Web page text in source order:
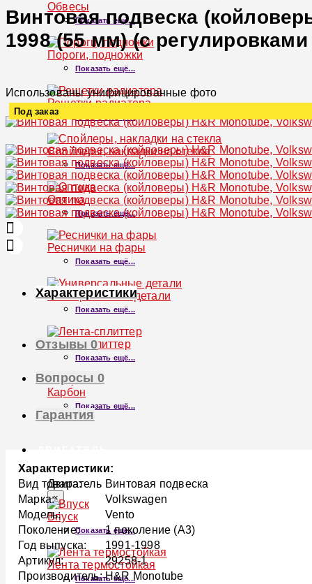
Обвесы
Показать ещё...
Пороги, подножки
Показать ещё...
Решетки радиатора
Спойлеры, накладки на стекла
Показать ещё...
Оптика
Показать ещё...
Реснички на фары
Показать ещё...
Универсальные детали
Показать ещё...
Лента-сплиттер
Показать ещё...
Карбон
Показать ещё...
Двигатель
×
Впуск
Показать ещё...
Лента термостойкая
Показать ещё...
Винтовая подвеска
1998 (55 мм) (с
Использованы унифицированные фото
Под заказ
Увеличить
Характеристики
Отзывы0
Вопросы 0
Гарантия
Характеристики:
Вид товара:
Винтовая подвеска
Марка:
Volkswagen
Модель:
Vento
Поколение:
1 поколение (A3)
Год выпуска:
1991-1998
Артикул:
29258-1
Производитель: H&R Monotube